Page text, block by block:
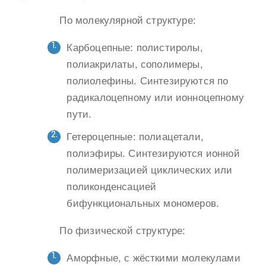
По молекулярной структуре:
Карбоцепные: полистиролы,
полиакрилаты, сополимеры,
полиолефины. Синтезируются по
радикалоцепному или ионноцепному
пути.
Гетероцепные: полиацетали,
полиэфиры. Синтезируются ионной
полимеризацией циклических или
поликонденсацией
бифункциональных мономеров.
По физической структуре:
Аморфные, с жёсткими молекулами